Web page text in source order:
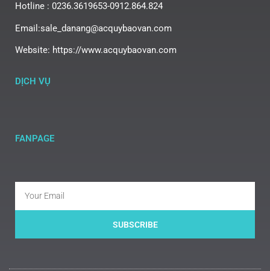
Hotline : 0236.3619653-0912.864.824
Email:sale_danang@acquybaovan.com
Website: https://www.acquybaovan.com
DỊCH VỤ
FANPAGE
SUBSCRIBE